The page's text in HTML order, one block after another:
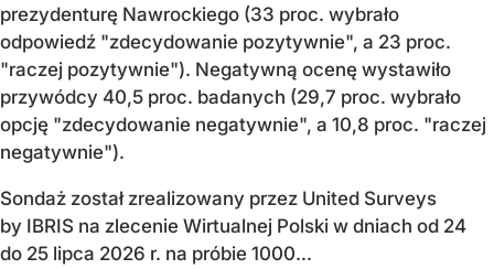
prezydenturę Nawrockiego (33 proc. wybrało
odpowiedź "zdecydowanie pozytywnie", a 23 proc.
"raczej pozytywnie"). Negatywną ocenę wystawiło
przywódcy 40,5 proc. badanych (29,7 proc. wybrało
opcję "zdecydowanie negatywnie", a 10,8 proc. "raczej
negatywnie").
Sondaż został zrealizowany przez United Surveys
by IBRIS na zlecenie Wirtualnej Polski w dniach od 24
do 25 lipca 2026 r. na próbie 1000...